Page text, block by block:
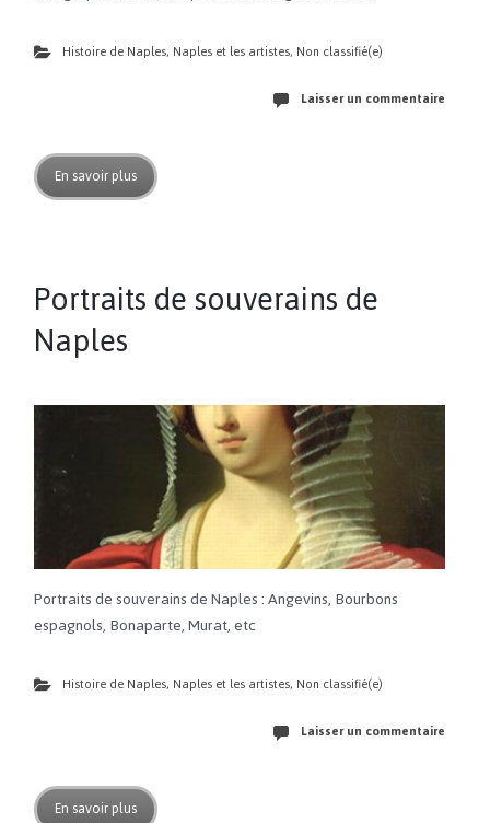
Histoire de Naples, Naples et les artistes, Non classifié(e)
Laisser un commentaire
En savoir plus
Portraits de souverains de
Naples
Portraits de souverains de Naples : Angevins, Bourbons
espagnols, Bonaparte, Murat, etc
Histoire de Naples, Naples et les artistes, Non classifié(e)
Laisser un commentaire
En savoir plus